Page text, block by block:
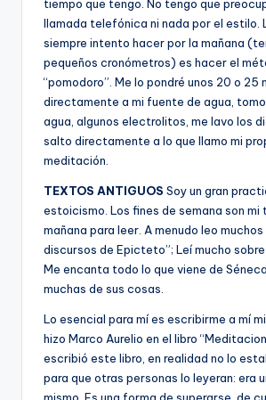
tiempo que tengo. No tengo que
llamada telefónica ni nada por el estilo.
siempre intento hacer por la mañana
pequeños cronómetros) es hacer el
“pomodoro”. Me lo pondré unos 20 o 25
directamente a mi fuente de agua,
agua, algunos electrolitos, me lavo los
salto directamente a lo que llamo mi
meditación.
TEXTOS ANTIGUOS Soy un gran
estoicismo. Los fines de semana son mi
mañana para leer. A menudo leo muchos
discursos de Epicteto”; Leí mucho
Me encanta todo lo que viene de
muchas de sus cosas.
Lo esencial para mí es escribirme a mí
hizo Marco Aurelio en el libro
escribió este libro, en realidad no lo
para que otras personas lo leyeran: era
mismo. Es una forma de superarse, de